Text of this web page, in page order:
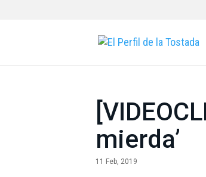
mierda’
11 Feb, 2019